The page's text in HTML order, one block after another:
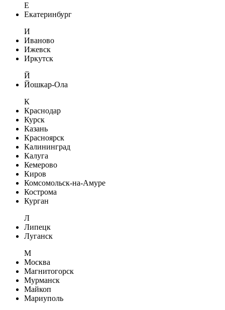
Е
Екатеринбург
И
Иваново
Ижевск
Иркутск
Й
Йошкар-Ола
К
Краснодар
Курск
Казань
Красноярск
Калининград
Калуга
Кемерово
Киров
Комсомольск-на-Амуре
Кострома
Курган
Л
Липецк
Луганск
М
Москва
Магнитогорск
Мурманск
Майкоп
Мариуполь